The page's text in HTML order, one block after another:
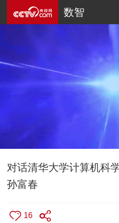
数智
对话清华大学计算机科
孙富春
16